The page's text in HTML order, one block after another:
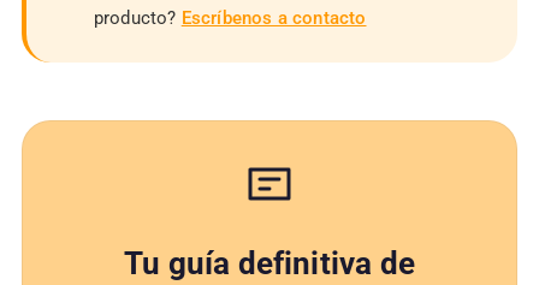
producto? Escríbenos a contacto
Tu guía definitiva de